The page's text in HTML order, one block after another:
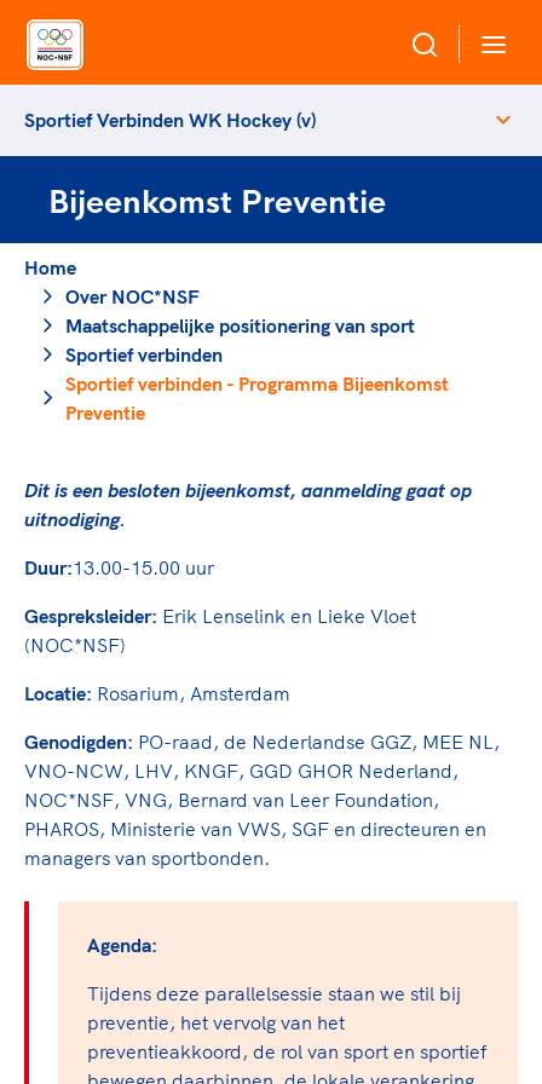
Over NOC*NSF
Sportagenda 2032
Leden
Algemene Vergadering
Raad van Toezicht en Bestuur
Merkbescherming NOC*NSF
Sportakkoord II
Game Changer
TeamNL kids
Olympische geschiedenis
Nieuwspagina
Columns
Sport gaat niet vanzelf
Sportdeelname
Bonden en professionals in de sport
Beleidsmedewerkers
Clubbestuurders
Coördinatoren en opleiders
Veilige en integere sport
Gezonde sportomgeving
Bekwaam sportkader
Vitale clubs en bestuurlijk kader
Sportmatch
Clubacties
High5 Stappenplan
Ruimte voor sport
Topsport
Voor talentvolle sporters
Kennisaanbod TeamNL Experts
Olympische Spelen LA28
Paralympische Spelen LA28
Europese Spelen Istanbul 2027
Topsportfinanciering
Maatschappelijke waarde topsport
Top teamsportcompetities
Voor bonden
Pers
Sportief Verbinden WK Hockey (v)
Bijeenkomst Preventie
Home
Over NOC*NSF
Maatschappelijke positionering van sport
Sportief verbinden
Sportief verbinden - Programma Bijeenkomst
Preventie
Dit is een besloten bijeenkomst, aanmelding gaat op
uitnodiging.
Duur:13.00-15.00 uur
Gespreksleider: Erik Lenselink en Lieke Vloet
(NOC*NSF)
Locatie: Rosarium, Amsterdam
Genodigden: PO-raad, de Nederlandse GGZ, MEE NL,
VNO-NCW, LHV, KNGF, GGD GHOR Nederland,
NOC*NSF, VNG, Bernard van Leer Foundation,
PHAROS, Ministerie van VWS, SGF en directeuren en
managers van sportbonden.
Agenda:
Tijdens deze parallelsessie staan we stil bij
preventie, het vervolg van het
preventieakkoord, de rol van sport en sportief